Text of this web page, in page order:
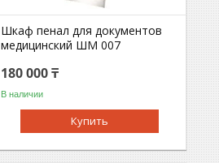
Шкаф пенал для документов
медицинский ШМ 007
180 000 ₸
В наличии
Купить